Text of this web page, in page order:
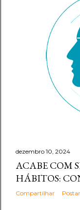
dezembro 10, 2024
ACABE COM
HÁBITOS:
Compartilhar